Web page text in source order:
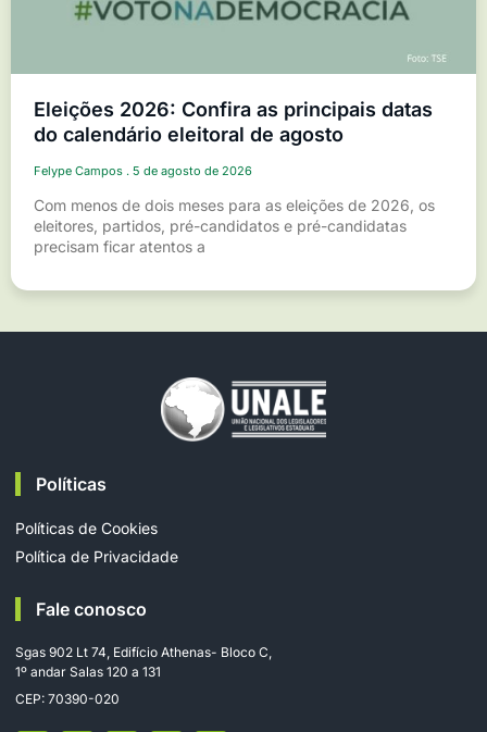
Eleições 2026: Confira as principais datas
do calendário eleitoral de agosto
Felype Campos 5 de agosto de 2026
Com menos de dois meses para as eleições de 2026, os
eleitores, partidos, pré-candidatos e pré-candidatas
precisam ficar atentos a
Políticas
Políticas de Cookies
Política de Privacidade
Fale conosco
Sgas 902 Lt 74, Edifício Athenas- Bloco C,
1º andar Salas 120 a 131
CEP: 70390-020